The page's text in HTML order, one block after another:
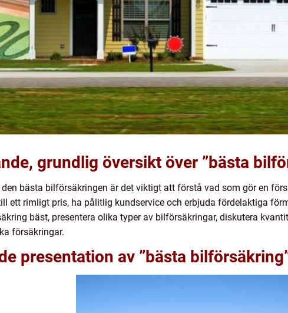
grundlig översikt över ”bästa
bästa bilförsäkringen är det viktigt att förstå vad som gör en
ett rimligt pris, ha pålitlig kundservice och erbjuda fördelaktiga
bäst, presentera olika typer av bilförsäkringar, diskutera
försäkringar.
presentation av ”bästa